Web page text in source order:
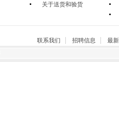
关于送货和验货
联系我们 招聘信息
最